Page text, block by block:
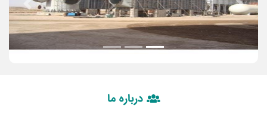
Previous
Next
درباره ما